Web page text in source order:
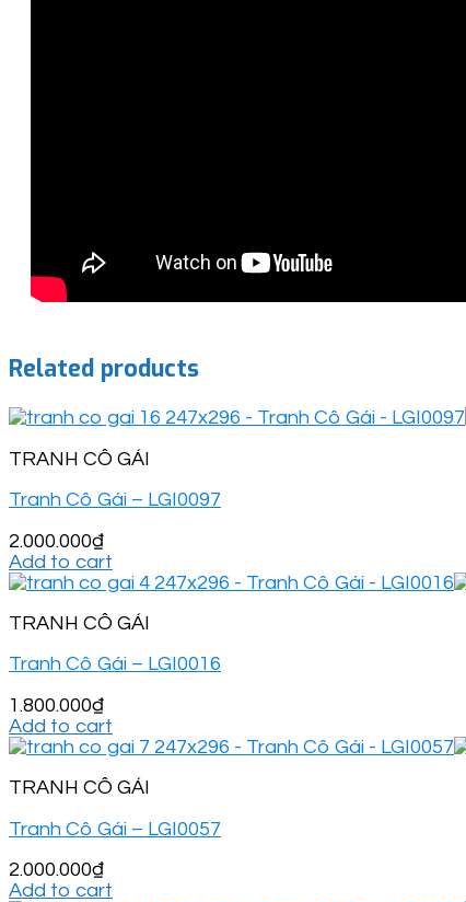
Related products
TRANH CÔ GÁI
Tranh Cô Gái – LGI0097
2.000.000₫
Add to cart
TRANH CÔ GÁI
Tranh Cô Gái – LGI0016
1.800.000₫
Add to cart
TRANH CÔ GÁI
Tranh Cô Gái – LGI0057
2.000.000₫
Add to cart